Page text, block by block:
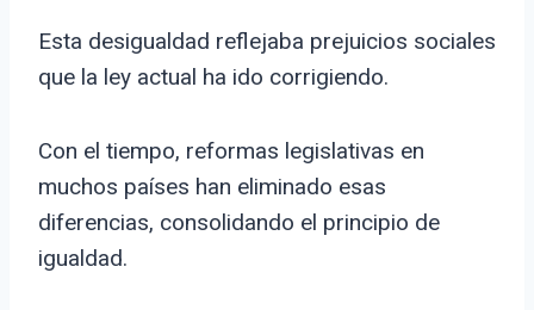
Esta desigualdad reflejaba prejuicios sociales
que la ley actual ha ido corrigiendo.
Con el tiempo, reformas legislativas en
muchos países han eliminado esas
diferencias, consolidando el principio de
igualdad.